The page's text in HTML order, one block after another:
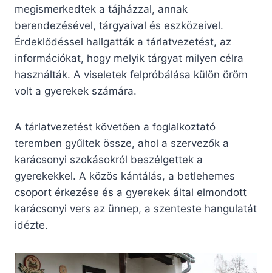
megismerkedtek a tájházzal, annak
berendezésével, tárgyaival és eszközeivel.
Érdeklődéssel hallgatták a tárlatvezetést, az
információkat, hogy melyik tárgyat milyen célra
használták. A viseletek felpróbálása külön öröm
volt a gyerekek számára.
A tárlatvezetést követően a foglalkoztató
teremben gyűltek össze, ahol a szervezők a
karácsonyi szokásokról beszélgettek a
gyerekekkel. A közös kántálás, a betlehemes
csoport érkezése és a gyerekek által elmondott
karácsonyi vers az ünnep, a szenteste hangulatát
idézte.